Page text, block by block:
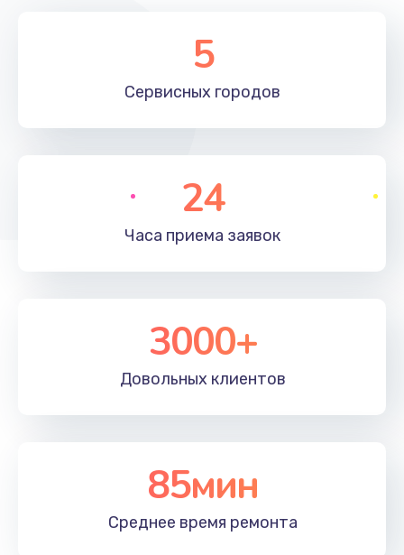
Замена помпы
3000 руб.
Заказать
Заказать
Ремонт разъема SIM-карты
880 руб.
Заказать
880 руб.
Заказать
5
Сервисных городов
24
Часа приема заявок
3000+
Довольных клиентов
85мин
Среднее время ремонта